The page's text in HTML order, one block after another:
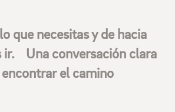
que necesitas y de hacia
ir. Una conversación clara
el camino